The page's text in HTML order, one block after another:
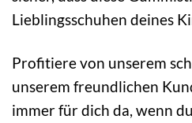
Lieblingsschuhen deines
Profitiere von unserem
unserem freundlichen
immer für dich da, wenn